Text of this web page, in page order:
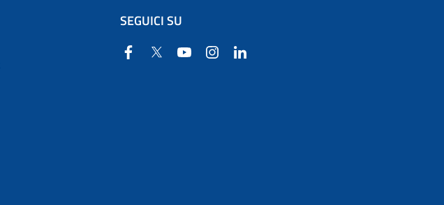
SEGUICI SU
Facebook
Twitter YouTube Instagram